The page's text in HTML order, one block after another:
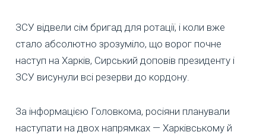
ЗСУ відвели сім бригад для ротації, і коли вже
стало абсолютно зрозуміло, що ворог почне
наступ на Харків, Сирський доповів президенту і
ЗСУ висунули всі резерви до кордону.
За інформацією Головкома, росіяни планували
наступати на двох напрямках — Харківському й